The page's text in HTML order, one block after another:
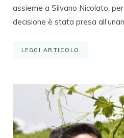
assieme a Silvano Nicolato,
decisione è stata presa
LEGGI ARTICOLO